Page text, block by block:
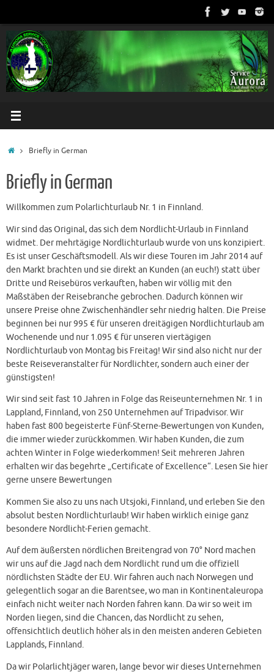
content
HomeBriefly in German
Briefly in German
Willkommen zum Polarlichturlaub Nr. 1 in Finnland.
Wir sind das Original, das sich dem Nordlicht-Urlaub in Finnland
widmet. Der mehrtägige Nordlichturlaub wurde von uns konzipiert.
Es ist unser Geschäftsmodell. Als wir diese Touren im Jahr 2014 auf
den Markt brachten und sie direkt an Kunden (an euch!) statt über
Dritte und Reisebüros verkauften, haben wir völlig mit den
Maßstäben der Reisebranche gebrochen. Dadurch können wir
unsere Preise ohne Zwischenhändler sehr niedrig halten. Die Preise
beginnen bei nur 995 € für unseren dreitägigen Nordlichturlaub am
Wochenende und nur 1.095 € für unseren viertägigen
Nordlichturlaub von Montag bis Freitag! Wir sind also nicht nur der
beste Reiseveranstalter für Nordlichter, sondern auch einer der
günstigsten!
Wir sind seit fast 10 Jahren in Folge das Reiseunternehmen Nr. 1 in
Lappland, Finnland, von 250 Unternehmen auf Tripadvisor. Wir
haben fast 800 begeisterte Fünf-Sterne-Bewertungen von Kunden,
die immer wieder zurückkommen. Wir haben Kunden, die zum
achten Winter in Folge wiederkommen! Seit mehreren Jahren
erhalten wir das begehrte „Certificate of Excellence“. Lesen Sie hier
gerne unsere Bewertungen
Kommen Sie also zu uns nach Utsjoki, Finnland, und erleben Sie den
absolut besten Nordlichturlaub! Wir haben wirklich einige ganz
besondere Nordlicht-Ferien gemacht.
Auf dem äußersten nördlichen Breitengrad von 70° Nord machen
wir uns auf die Jagd nach dem Nordlicht rund um die offiziell
nördlichsten Städte der EU. Wir fahren auch nach Norwegen und
gelegentlich sogar an die Barentsee, wo man in Kontinentaleuropa
einfach nicht weiter nach Norden fahren kann. Da wir so weit im
Norden liegen, sind die Chancen, das Nordlicht zu sehen,
offensichtlich deutlich höher als in den meisten anderen Gebieten
Lapplands, Finnland.
Da wir Polarlichtjäger waren, lange bevor wir dieses Unternehmen